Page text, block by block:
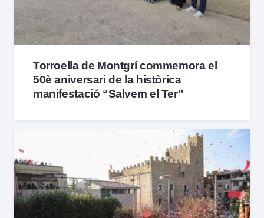
Torroella de Montgrí commemora el
50è aniversari de la històrica
manifestació “Salvem el Ter”